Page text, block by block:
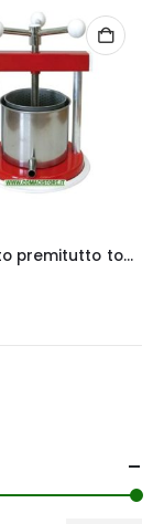
Torchietto premitutto tommy small acciaio inox 1,5 lt.